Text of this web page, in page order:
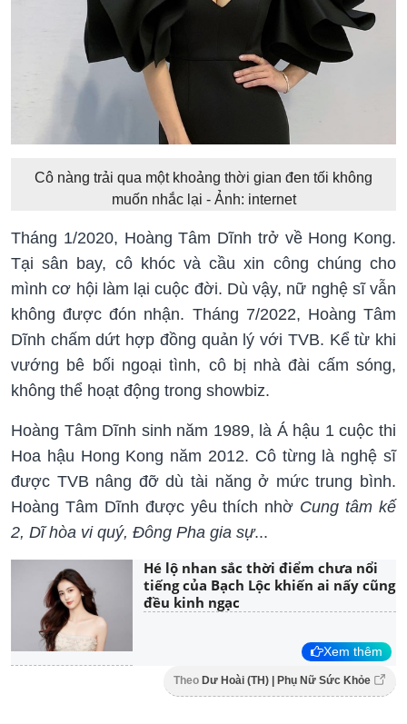
Cô nàng trải qua một khoảng thời gian đen tối không
muốn nhắc lại - Ảnh: internet
Tháng 1/2020, Hoàng Tâm Dĩnh trở về Hong Kong.
Tại sân bay, cô khóc và cầu xin công chúng cho
mình cơ hội làm lại cuộc đời. Dù vậy, nữ nghệ sĩ vẫn
không được đón nhận. Tháng 7/2022, Hoàng Tâm
Dĩnh chấm dứt hợp đồng quản lý với TVB. Kể từ khi
vướng bê bối ngoại tình, cô bị nhà đài cấm sóng,
không thể hoạt động trong showbiz.
Hoàng Tâm Dĩnh sinh năm 1989, là Á hậu 1 cuộc thi
Hoa hậu Hong Kong năm 2012. Cô từng là nghệ sĩ
được TVB nâng đỡ dù tài năng ở mức trung bình.
Hoàng Tâm Dĩnh được yêu thích nhờ Cung tâm kế
2, Dĩ hòa vi quý, Đông Pha gia sự...
Hé lộ nhan sắc thời điểm chưa nổi
tiếng của Bạch Lộc khiến ai nấy cũng
đều kinh ngạc
Xem thêm
Theo Dư Hoài (TH) | Phụ Nữ Sức Khỏe